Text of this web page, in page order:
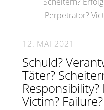
12. MAI 2021
Schuld?
Täter?
Victim?